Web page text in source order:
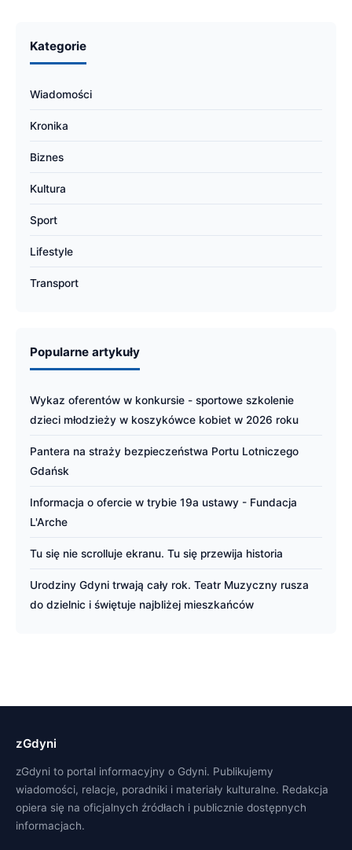
Kategorie
Wiadomości
Kronika
Biznes
Kultura
Sport
Lifestyle
Transport
Popularne artykuły
Wykaz oferentów w konkursie - sportowe szkolenie
dzieci młodzieży w koszykówce kobiet w 2026 roku
Pantera na straży bezpieczeństwa Portu Lotniczego
Gdańsk
Informacja o ofercie w trybie 19a ustawy - Fundacja
L'Arche
Tu się nie scrolluje ekranu. Tu się przewija historia
Urodziny Gdyni trwają cały rok. Teatr Muzyczny rusza
do dzielnic i świętuje najbliżej mieszkańców
zGdyni
zGdyni to portal informacyjny o Gdyni. Publikujemy
wiadomości, relacje, poradniki i materiały kulturalne. Redakcja
opiera się na oficjalnych źródłach i publicznie dostępnych
informacjach.